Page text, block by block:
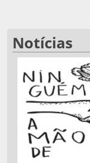
Notícias